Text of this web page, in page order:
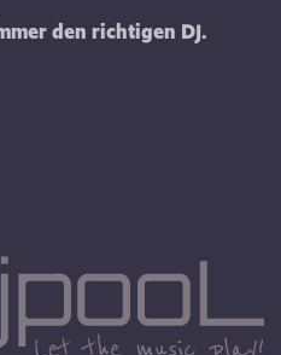
den richtigen DJ.